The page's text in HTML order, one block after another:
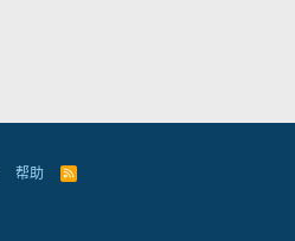
帮助
R